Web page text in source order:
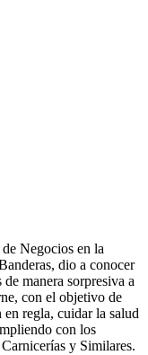
Negocios en la
dio a conocer
manera sorpresiva a
con el objetivo de
regla, cuidar la salud
con los
y Similares.